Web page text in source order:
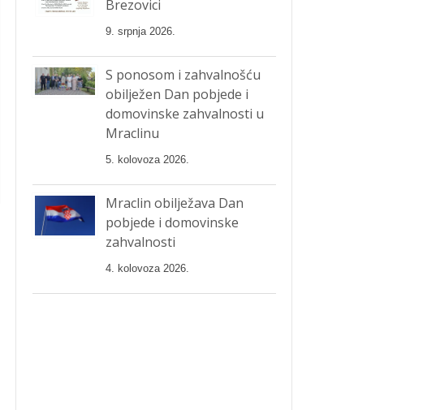
Brezovici
9. srpnja 2026.
S ponosom i zahvalnošću
obilježen Dan pobjede i
domovinske zahvalnosti u
Mraclinu
5. kolovoza 2026.
Mraclin obilježava Dan
pobjede i domovinske
zahvalnosti
4. kolovoza 2026.